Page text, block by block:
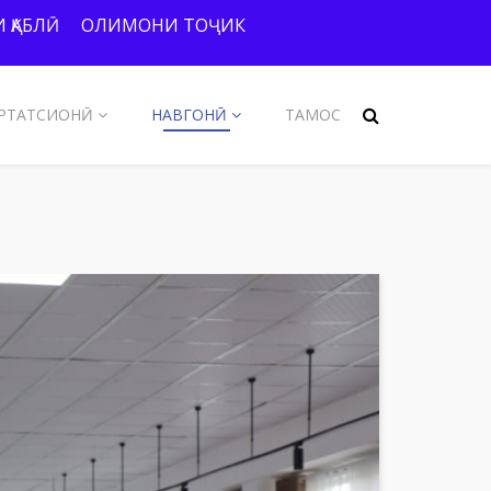
ОЛИМОНИ ТОҶИК
НАВГОНӢ ТАМОС